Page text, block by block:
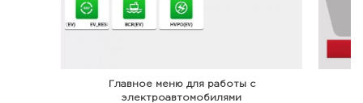
Главное меню для работы с
электроавтомобилями